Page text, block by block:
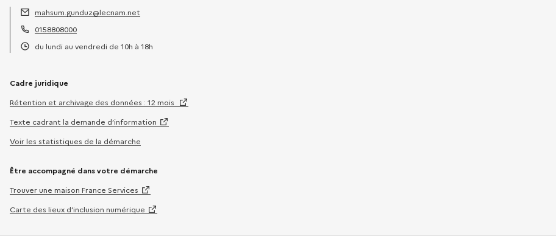
Adresse électronique :
mahsum.gunduz@lecnam.net
Téléphone :
0158808000
du lundi au vendredi de 10h à 18h
Cadre juridique
Rétention et archivage des données : 12 mois
Texte cadrant la demande d’information
Voir les statistiques de la démarche
Être accompagné dans votre démarche
Trouver une maison France Services
Carte des lieux d’inclusion numérique